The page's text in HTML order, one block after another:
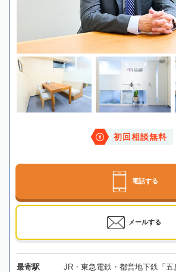
初回相談無料
電話する
メールする
最寄駅 JR・東急電鉄・都営地下鉄「五